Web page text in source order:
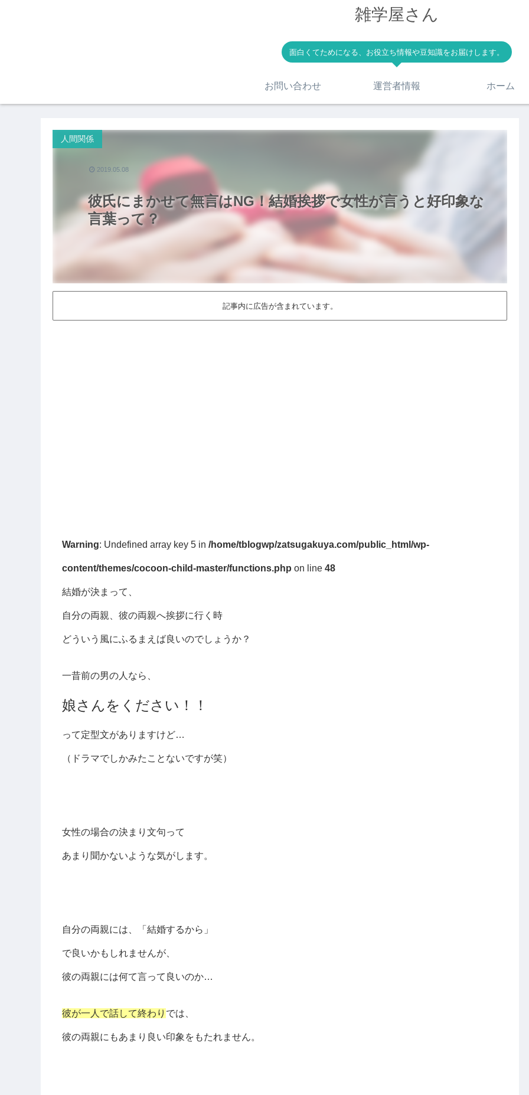
雑学屋さん
面白くてためになる、お役立ち情報や豆知識をお届けします。
お問い合わせ 運営者情報 ホーム
彼氏にまかせて無言はNG！結婚挨拶で女性が言うと好印象な
言葉って？
人間関係
2019.05.08
記事内に広告が含まれています。
Warning: Undefined array key 5 in /home/tblogwp/zatsugakuya.com/public_html/wp-
content/themes/cocoon-child-master/functions.php on line 48
結婚が決まって、
自分の両親、彼の両親へ挨拶に行く時
どういう風にふるまえば良いのでしょうか？
一昔前の男の人なら、
娘さんをください！！
って定型文がありますけど…
（ドラマでしかみたことないですが笑）
女性の場合の決まり文句って
あまり聞かないような気がします。
自分の両親には、「結婚するから」
で良いかもしれませんが、
彼の両親には何て言って良いのか…
彼が一人で話して終わり では、
彼の両親にもあまり良い印象をもたれません。